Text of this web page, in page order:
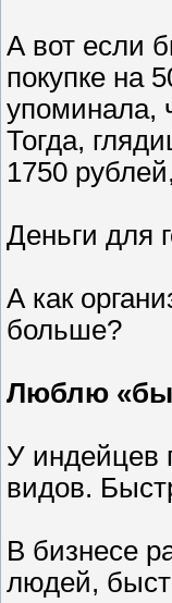
А вот если
покупке на
упоминала,
Тогда,
1750
Деньги для
А как
больше?
Люблю
У индейцев
видов.
В бизнесе
людей,